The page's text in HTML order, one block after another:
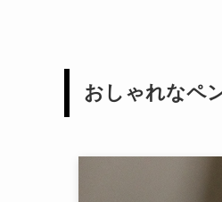
感、普段遣いには十